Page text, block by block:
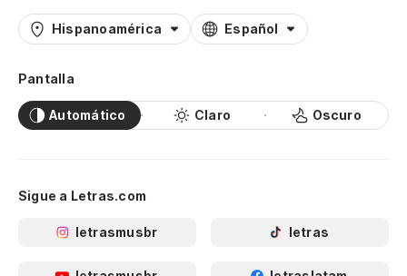
Hispanoamérica Español
Pantalla
Automático Claro Oscuro
Sigue a Letras.com
letrasmusbr letras